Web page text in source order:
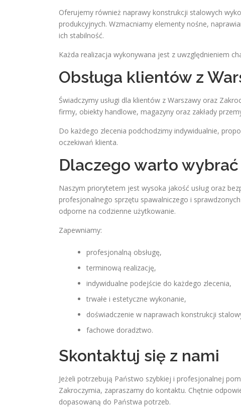
Oferujemy również naprawy konstrukcji stalowych
produkcyjnych. Wzmacniamy elementy nośne,
ich stabilność.
Każda realizacja wykonywana jest z uwzględnieniem
Obsługa klientów z
Świadczymy usługi dla klientów z Warszawy oraz
firmy, obiekty handlowe, magazyny oraz zakłady
Do każdego zlecenia podchodzimy indywidualnie,
oczekiwań klienta.
Dlaczego warto wybrać
Naszym priorytetem jest wysoka jakość usług oraz
profesjonalnego sprzętu spawalniczego i
odporne na codzienne użytkowanie.
Zapewniamy:
profesjonalną obsługę,
terminową realizację,
indywidualne podejście do każdego zlecenia,
trwałe i estetyczne wykonanie,
doświadczenie w naprawach konstrukcji
fachowe doradztwo.
Skontaktuj się z nami
Jeżeli potrzebują Państwo szybkiej i profesjonalnej
Zakroczymia, zapraszamy do kontaktu. Chętnie
dopasowaną do Państwa potrzeb.